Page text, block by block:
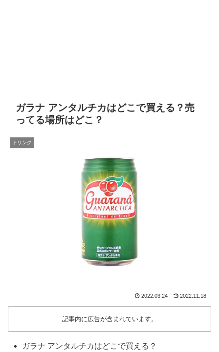
ガラナ アンタルチカはどこで買える？売
ってる場所はどこ？
ドリンク
2022.03.24 2022.11.18
記事内に広告が含まれています。
ガラナ アンタルチカはどこで買える？